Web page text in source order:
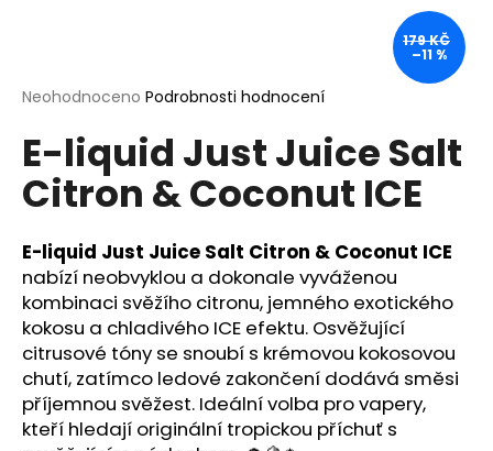
Průměrné
produktu
je
0,0
z
hvězdiček.
Neohodnoceno Podrobnosti hodnocení
E-liquid Just Juice Salt
Citron & Coconut ICE
E-liquid Just Juice Salt Citron & Coconut ICE
nabízí neobvyklou a dokonale vyváženou
kombinaci svěžího citronu, jemného exotického
kokosu a chladivého ICE efektu. Osvěžující
citrusové tóny se snoubí s krémovou kokosovou
chutí, zatímco ledové zakončení dodává směsi
příjemnou svěžest. Ideální volba pro vapery,
kteří hledají originální tropickou příchuť s
179 KČ
–11 %
í
t
?
HLEDAT
D
o
p
o